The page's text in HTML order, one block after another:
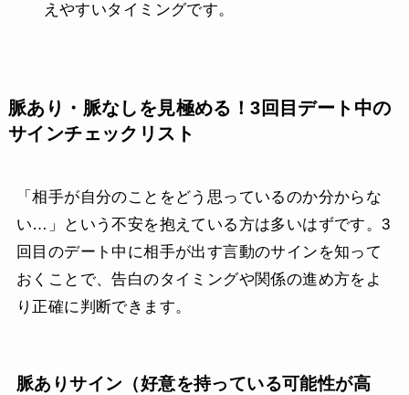
えやすいタイミングです。
脈あり・脈なしを見極める！3回目デート中の
サインチェックリスト
「相手が自分のことをどう思っているのか分からな
い…」という不安を抱えている方は多いはずです。3
回目のデート中に相手が出す言動のサインを知って
おくことで、告白のタイミングや関係の進め方をよ
り正確に判断できます。
脈ありサイン（好意を持っている可能性が高